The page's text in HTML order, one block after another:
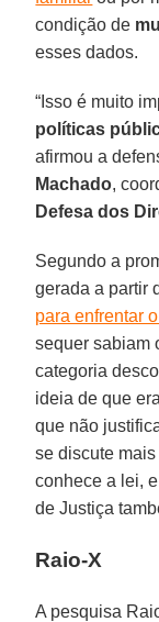
condição de
esses dados.
“Isso é muito
políticas
afirmou a
Machado,
Defesa dos
Segundo a
gerada a partir
para enfrentar
sequer sabiam
categoria
ideia de que
que não
se discute
conhece a lei,
de Justiça
Raio-X
A pesquisa